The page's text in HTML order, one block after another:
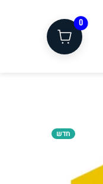
0
חדש